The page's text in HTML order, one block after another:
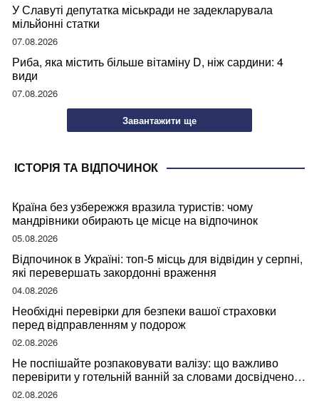
У Славуті депутатка міськради не задекларувала
мільйонні статки
07.08.2026
Риба, яка містить більше вітаміну D, ніж сардини: 4
види
07.08.2026
Завантажити ще
ІСТОРІЯ ТА ВІДПОЧИНОК
Країна без узбережжя вразила туристів: чому
мандрівники обирають це місце на відпочинок
05.08.2026
Відпочинок в Україні: топ-5 місць для відвідин у серпні,
які перевершать закордонні враження
04.08.2026
Необхідні перевірки для безпеки вашої страховки
перед відправленням у подорож
02.08.2026
Не поспішайте розпаковувати валізу: що важливо
перевірити у готельній ванній за словами досвідченої
мандрівниці
02.08.2026